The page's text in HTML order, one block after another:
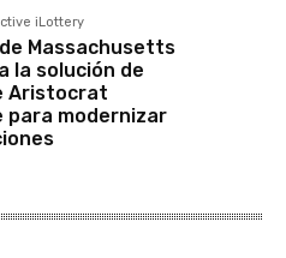
iLottery
Massachusetts
la solución de
Aristocrat
para modernizar